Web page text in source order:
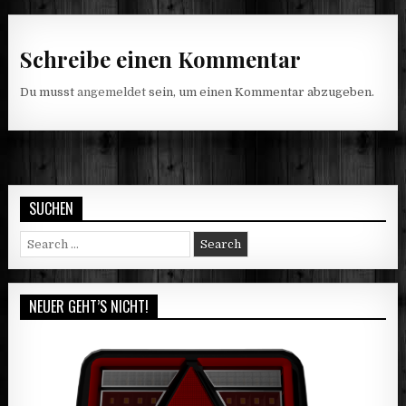
Schreibe einen Kommentar
Du musstangemeldet sein, um einen Kommentar abzugeben.
SUCHEN
Search
for:
NEUER GEHT’S NICHT!